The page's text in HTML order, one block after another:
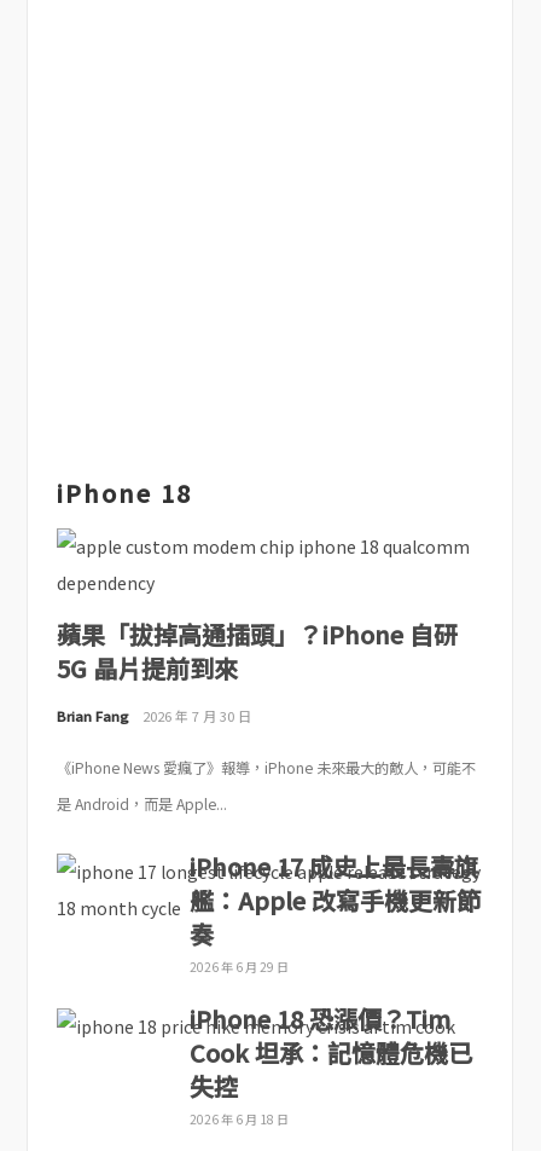
iPhone 18
蘋果「拔掉高通插頭」？iPhone 自研
5G 晶片提前到來
Brian Fang 2026 年 7 月 30 日
《iPhone News 愛瘋了》報導，iPhone 未來最大的敵人，可能不
是 Android，而是 Apple...
iPhone 17 成史上最長壽旗
艦：Apple 改寫手機更新節
奏
2026 年 6 月 29 日
iPhone 18 恐漲價？Tim
Cook 坦承：記憶體危機已
失控
2026 年 6 月 18 日